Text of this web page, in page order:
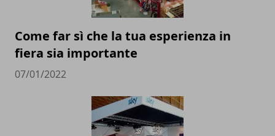
Come far sì che la tua esperienza in
fiera sia importante
07/01/2022